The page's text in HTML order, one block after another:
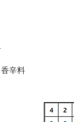
香辛料